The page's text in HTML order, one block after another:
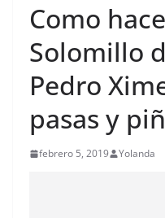
Como
Solomillo
Pedro
pasas y
febrero 5, 2019 Yolanda